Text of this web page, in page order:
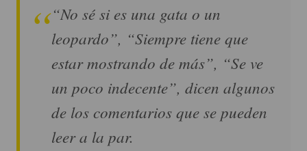
“No sé si es una gata o un
leopardo”, “Siempre tiene que
estar mostrando de más”, “Se ve
un poco indecente”, dicen algunos
de los comentarios que se pueden
leer a la par.